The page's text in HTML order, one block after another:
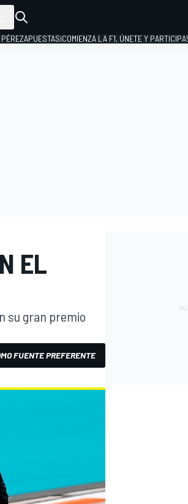
APUESTAS¡COMIENZA LA F1, ÚNETE Y PARTICIPA!
EL
su gran premio
FUENTE PREFERENTE